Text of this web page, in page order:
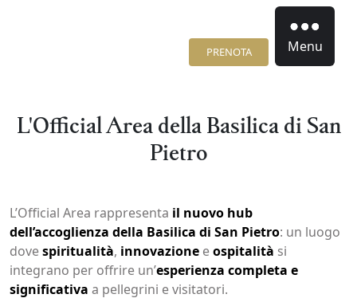
PRENOTA Menu
L'Official Area della Basilica di San
Pietro
L’Official Area rappresenta il nuovo hub
dell’accoglienza della Basilica di San Pietro: un luogo
dovespiritualità, innovazione eospitalità si
integrano per offrire un’esperienza completa e
significativa a pellegrini e visitatori.